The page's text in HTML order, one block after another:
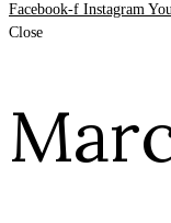
Facebook-f Instagram
Close